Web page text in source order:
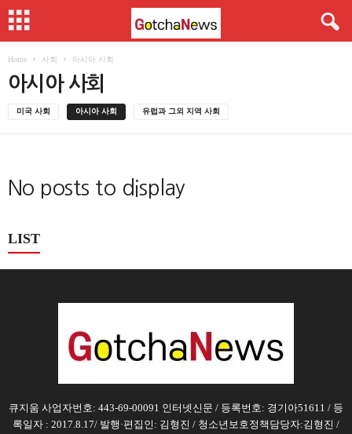
Home 사회 아시아 사회
아시아 사회
미국 사회 아시아 사회 유럽과 그외 지역 사회
No posts to display
LIST
큐지움 사업자번호: 443-69-00091 인터넷신문 / 등록번호: 경기아51611 / 등
록일자 : 2017.8.17/ 발행·편집인: 김형진 / 청소년보호정책담당자:김형진 /